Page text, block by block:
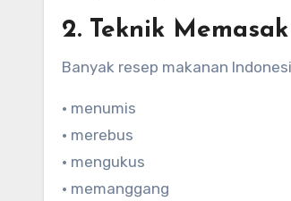
2. Teknik
Banyak resep makanan
• menumis
• merebus
• mengukus
• memanggang